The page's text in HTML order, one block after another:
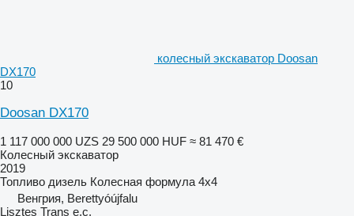
колесный экскаватор Doosan
DX170
10
Doosan DX170
1 117 000 000 UZS 29 500 000 HUF ≈ 81 470 €
Колесный экскаватор
2019
Топливо дизель Колесная формула 4x4
Венгрия, Berettyóújfalu
Lisztes Trans e.c.